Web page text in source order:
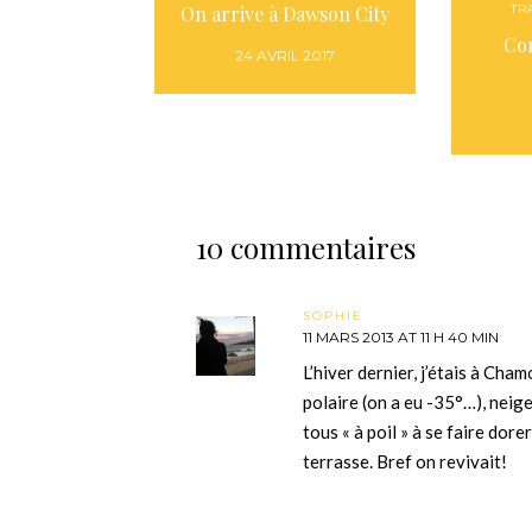
On arrive à Dawson City
24 AVRIL 2017
10 commentaires
SOPHIE
11 MARS 2013 AT 11 H 40 MIN
L’hiver dernier, j’étais à
polaire (on a eu -35°…),
tous « à poil » à se faire
terrasse. Bref on revivait!